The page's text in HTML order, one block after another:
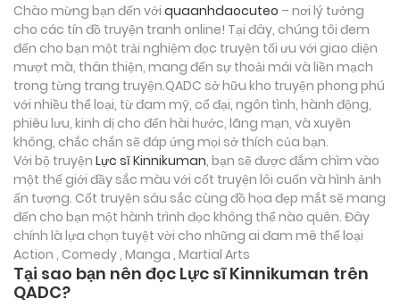
Chào mừng bạn đến với quaanhdaocuteo – nơi lý tưởng
cho các tín đồ truyện tranh online! Tại đây, chúng tôi đem
đến cho bạn một trải nghiệm đọc truyện tối ưu với giao diện
mượt mà, thân thiện, mang đến sự thoải mái và liền mạch
trong từng trang truyện.QADC sở hữu kho truyện phong phú
với nhiều thể loại, từ đam mỹ, cổ đại, ngôn tình, hành động,
phiêu lưu, kinh dị cho đến hài hước, lãng mạn, và xuyên
không, chắc chắn sẽ đáp ứng mọi sở thích của bạn.
Với bộ truyện Lực sĩ Kinnikuman, bạn sẽ được đắm chìm vào
một thế giới đầy sắc màu với cốt truyện lôi cuốn và hình ảnh
ấn tượng. Cốt truyện sâu sắc cùng đồ họa đẹp mắt sẽ mang
đến cho bạn một hành trình đọc không thể nào quên. Đây
chính là lựa chọn tuyệt vời cho những ai đam mê thể loại
Action , Comedy , Manga , Martial Arts
Tại sao bạn nên đọc Lực sĩ Kinnikuman trên
QADC?